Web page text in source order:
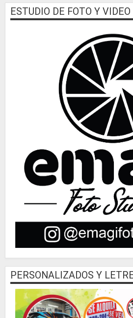
ESTUDIO DE FOTO Y VIDEO
PERSONALIZADOS Y